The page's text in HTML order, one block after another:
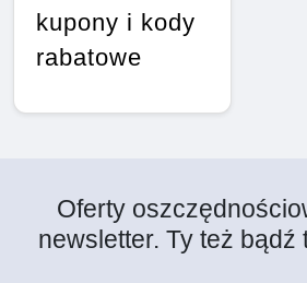
kupony i kody
rabatowe
Oferty
newsletter. Ty też bądź